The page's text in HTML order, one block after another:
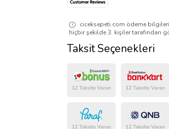
ciceksepeti.com ödeme
hiçbir şekilde 3. kişiler tarafından
Taksit Seçenekleri